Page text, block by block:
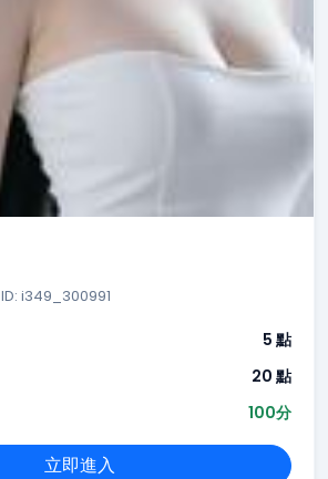
ID: i349_300991
5 點
20 點
100分
立即進入